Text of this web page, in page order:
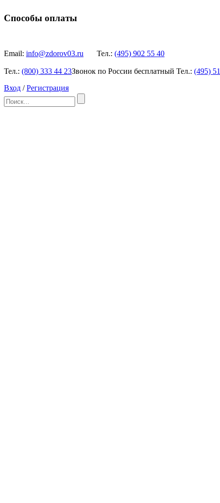
Способы оплаты
Email: info@zdorov03.ru Тел.: (495) 902 55 40
Тел.: (800) 333 44 23Звонок по России бесплатный Тел.: (495)
Вход /Регистрация